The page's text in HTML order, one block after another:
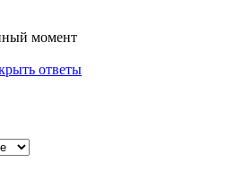
момент
ответы